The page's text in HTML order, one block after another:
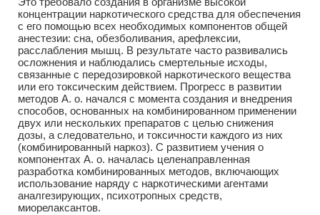
концентрации наркотического средства для обеспечения
с его помощью всех необходимых компонентов общей
анестезии: сна, обезболивания, арефлексии,
расслабления мышц. В результате часто развивались
осложнения и наблюдались смертельные исходы,
связанные с передозировкой наркотического вещества
или его токсическим действием. Прогресс в развитии
методов А. о. начался с момента создания и внедрения
способов, основанных на комбинированном применении
двух или нескольких препаратов с целью снижения
дозы, а следовательно, и токсичности каждого из них
(комбинированный наркоз). С развитием учения о
компонентах А. о. началась целенаправленная
разработка комбинированных методов, включающих
использование наряду с наркотическими агентами
аналгезирующих, психотропных средств,
миорелаксантов.